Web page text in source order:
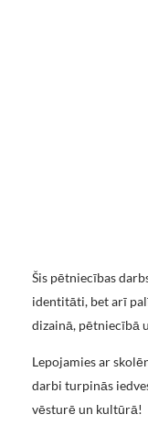
Šis pētniecības
identitāti, bet arī
dizainā, pētniecībā
Lepojamies ar
darbi turpinās
vēsturē un kultūrā!